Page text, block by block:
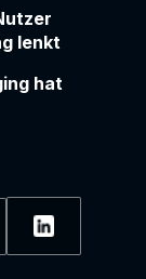
lenkt
hat